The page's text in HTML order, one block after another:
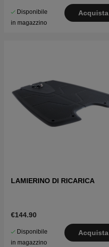
Disponibile
in magazzino
Acquista
LAMIERINO DI RICARICA
€144.90
Disponibile
in magazzino
Acquista